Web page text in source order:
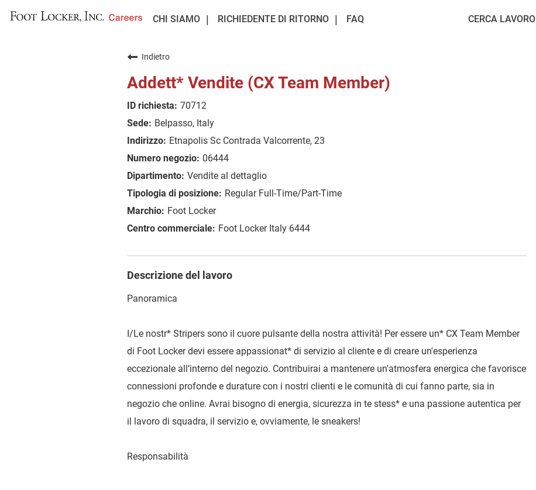
CHI SIAMO RICHIEDENTE DI RITORNO FAQ CERCA LAVORO
Indietro
Addett* Vendite (CX Team Member)
70712
Belpasso, Italy
Etnapolis Sc Contrada Valcorrente, 23
06444
Vendite al dettaglio
Regular Full-Time/Part-Time
Foot Locker
Foot Locker Italy 6444
Descrizione del lavoro
Panoramica
I/Le nostr* Stripers sono il cuore pulsante della nostra attività! Per essere un* CX Team Member
di Foot Locker devi essere appassionat* di servizio al cliente e di creare un'esperienza
eccezionale all’interno del negozio. Contribuirai a mantenere un'atmosfera energica che favorisce
connessioni profonde e durature con i nostri clienti e le comunità di cui fanno parte, sia in
negozio che online. Avrai bisogno di energia, sicurezza in te stess* e una passione autentica per
il lavoro di squadra, il servizio e, ovviamente, le sneakers!
Responsabilità